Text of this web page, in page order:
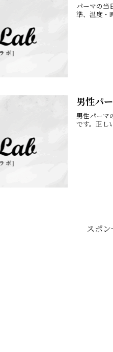
パーマの当
準、温度・
男性パ
男性パーマ
です。正し
スポ